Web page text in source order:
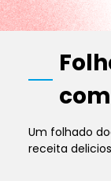
Um folhado
receita